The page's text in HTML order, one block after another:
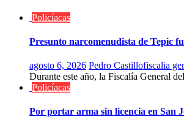
Policíacas
Presunto narcomenudista de Tepic
agosto 6, 2026 Pedro Castillofiscalia
Durante este año, la Fiscalía General
Policíacas
Por portar arma sin licencia en San